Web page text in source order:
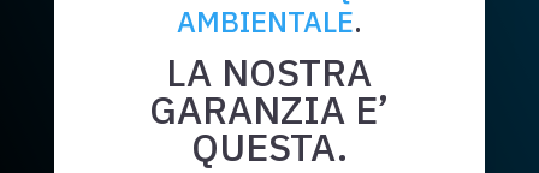
AMBIENTALE.
LA NOSTRA
GARANZIA E’
QUESTA.